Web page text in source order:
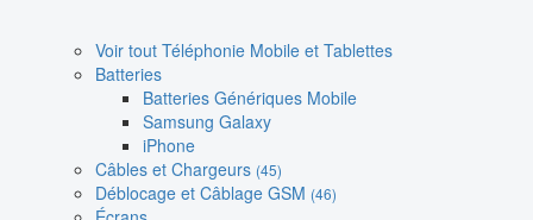
Voir tout Téléphonie Mobile et Tablettes
Batteries
Batteries Génériques Mobile
Samsung Galaxy
iPhone
Câbles et Chargeurs (45)
Déblocage et Câblage GSM (46)